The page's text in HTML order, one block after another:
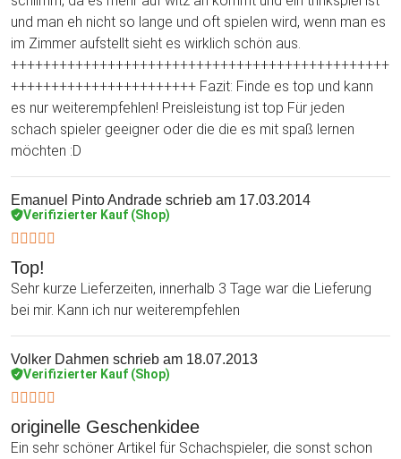
und man eh nicht so lange und oft spielen wird, wenn man es
im Zimmer aufstellt sieht es wirklich schön aus.
+++++++++++++++++++++++++++++++++++++++++++++++
+++++++++++++++++++++++ Fazit: Finde es top und kann
es nur weiterempfehlen! Preisleistung ist top Für jeden
schach spieler geeigner oder die die es mit spaß lernen
möchten :D
Emanuel Pinto Andrade schrieb am 17.03.2014
Verifizierter Kauf (Shop)
Top!
Sehr kurze Lieferzeiten, innerhalb 3 Tage war die Lieferung
bei mir. Kann ich nur weiterempfehlen
Volker Dahmen schrieb am 18.07.2013
Verifizierter Kauf (Shop)
originelle Geschenkidee
Ein sehr schöner Artikel für Schachspieler, die sonst schon